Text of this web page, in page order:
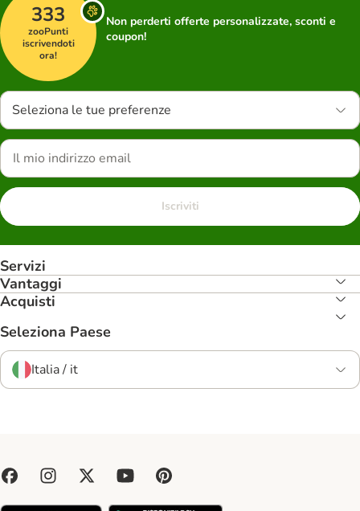
333
zooPunti
iscrivendoti
ora!
Non perderti offerte personalizzate, sconti e
coupon!
Seleziona le tue preferenze
Iscriviti
Servizi
Vantaggi
Acquisti
Seleziona Paese
Italia / it